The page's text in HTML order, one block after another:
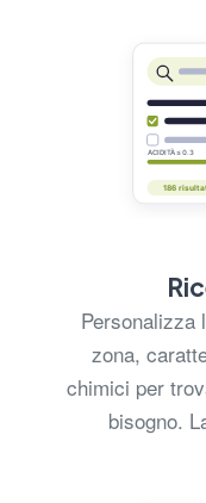
Personalizza
zona,
chimici per
bisogno.